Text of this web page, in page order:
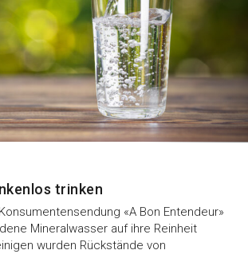
trinken
«A Bon Entendeur»
Mineralwasser auf ihre Reinheit
wurden Rückstände von